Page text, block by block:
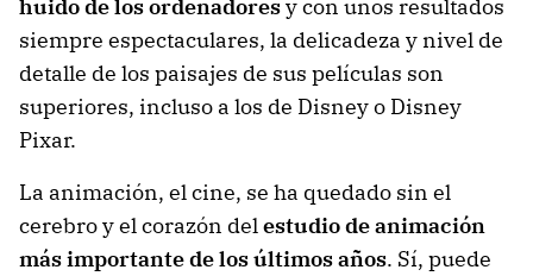
huido de los ordenadoresy con unos resultados
siempre espectaculares, la delicadeza y nivel de
detalle de los paisajes de sus películas son
superiores, incluso a los de Disney o Disney
Pixar.
La animación, el cine, se ha quedado sin el
cerebro y el corazón delestudio de animación
más importante de los últimos años. Sí, puede